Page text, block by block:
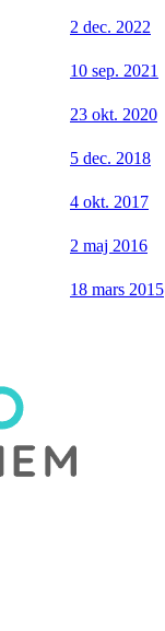
2 dec. 2022
10 sep. 2021
23 okt. 2020
5 dec. 2018
4 okt. 2017
2 maj 2016
18 mars 2015